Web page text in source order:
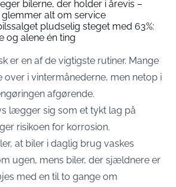
bilerne, der holder i årevis –
alt om service
pludselig steget med 63%:
og alene én ting
er en af de vigtigste rutiner. Mange
i vintermånederne, men netop i
afgørende.
lægger sig som et tykt lag på
risikoen for korrosion.
at biler i daglig brug vaskes
ugen, mens biler, der sjældnere er
med en til to gange om